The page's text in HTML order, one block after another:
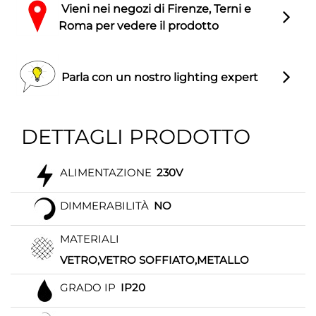
Vieni nei negozi di Firenze, Terni e
Roma per vedere il prodotto
Parla con un nostro lighting expert
DETTAGLI PRODOTTO
ALIMENTAZIONE 230V
DIMMERABILITÀ NO
MATERIALI
VETRO,VETRO SOFFIATO,METALLO
GRADO IP IP20